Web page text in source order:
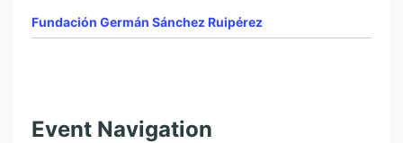
Fundación Germán Sánchez Ruipérez
Event Navigation